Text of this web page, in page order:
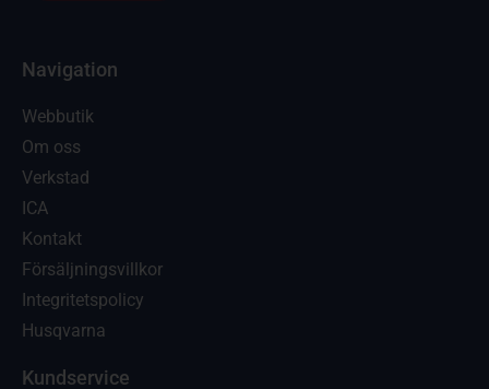
Navigation
Webbutik
Om oss
Verkstad
ICA
Kontakt
Försäljningsvillkor
Integritetspolicy
Husqvarna
Kundservice